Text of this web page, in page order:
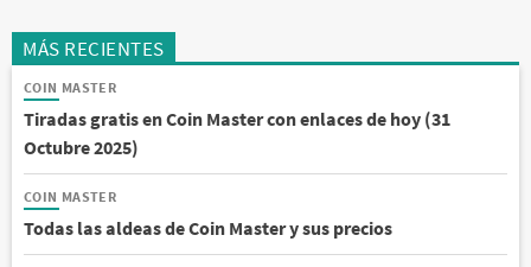
MÁS RECIENTES
COIN MASTER
Tiradas gratis en Coin Master con enlaces de hoy (31
Octubre 2025)
COIN MASTER
Todas las aldeas de Coin Master y sus precios